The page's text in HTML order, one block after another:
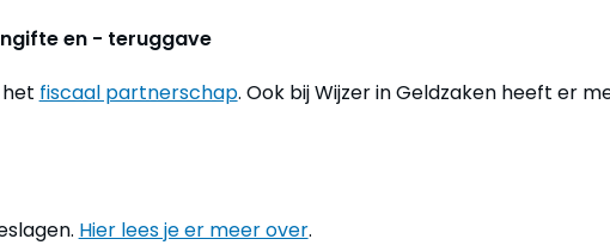
en - teruggave
fiscaal partnerschap. Ook bij Wijzer in Geldzaken heeft er
Hier lees je er meer over.